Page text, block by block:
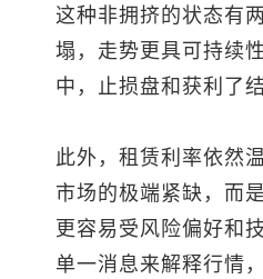
这种非拥挤的状态有
塌，走势更具可持续
中，止损盘和获利了
此外，租赁利率依然
市场的极端紧缺，而
更容易受风险偏好和
单一消息来解释行情